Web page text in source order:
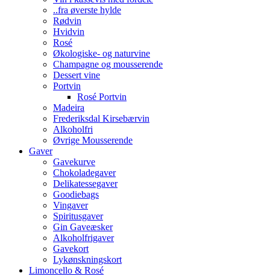
..fra øverste hylde
Rødvin
Hvidvin
Rosé
Økologiske- og naturvine
Champagne og mousserende
Dessert vine
Portvin
Rosé Portvin
Madeira
Frederiksdal Kirsebærvin
Alkoholfri
Øvrige Mousserende
Gaver
Gavekurve
Chokoladegaver
Delikatessegaver
Goodiebags
Vingaver
Spiritusgaver
Gin Gaveæsker
Alkoholfrigaver
Gavekort
Lykønskningskort
Limoncello & Rosé